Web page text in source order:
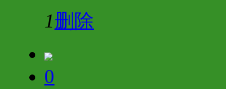
1删除
0